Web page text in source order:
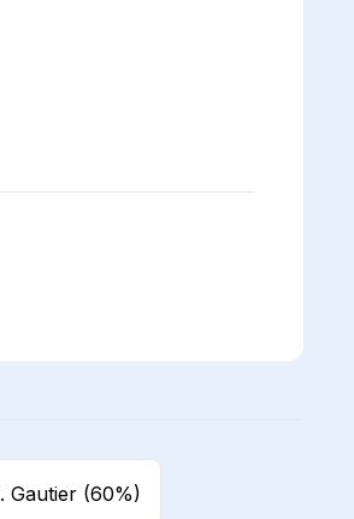
Gautier (60%)